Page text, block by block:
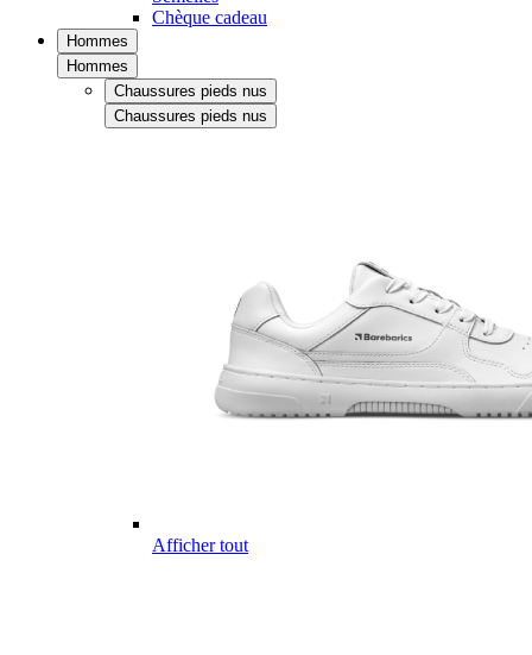
Chèque cadeau
Hommes
Hommes
Chaussures pieds nus
Chaussures pieds nus
Afficher tout